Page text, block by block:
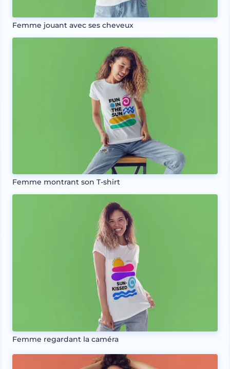
Femme jouant avec ses cheveux
Femme montrant son T-shirt
Femme regardant la caméra